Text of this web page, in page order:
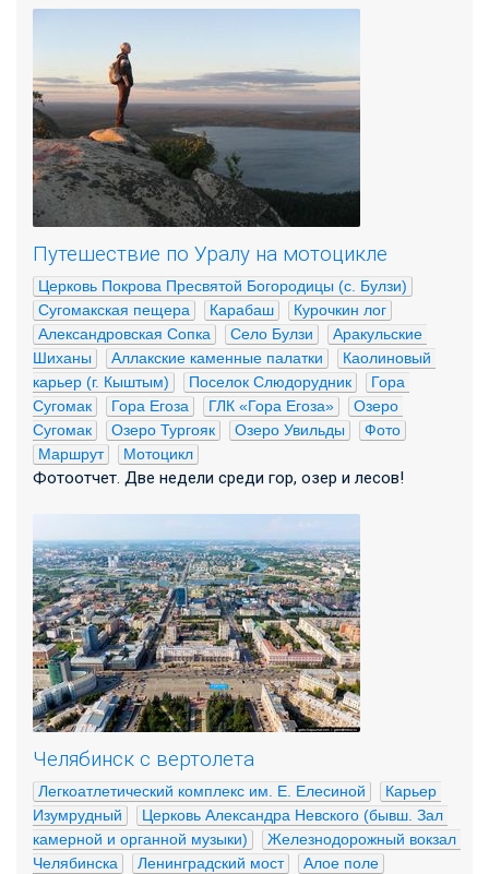
Путешествие по Уралу на мотоцикле
Церковь Покрова Пресвятой Богородицы (с. Булзи)
Сугомакская пещера
Карабаш
Курочкин лог
Александровская Сопка
Село Булзи
Аракульские
Шиханы
Аллакские каменные палатки
Каолиновый
карьер (г. Кыштым)
Поселок Слюдорудник
Гора
Сугомак
Гора Егоза ГЛК «Гора Егоза»
Озеро
Сугомак
Озеро Тургояк Озеро Увильды
Фото
Маршрут
Мотоцикл
Фотоотчет. Две недели среди гор, озер и лесов!
Челябинск с вертолета
Легкоатлетический комплекс им. Е. Елесиной
Карьер
Изумрудный
Церковь Александра Невского (бывш. Зал
камерной и органной музыки)
Железнодорожный вокзал
Челябинска
Ленинградский мост
Алое поле